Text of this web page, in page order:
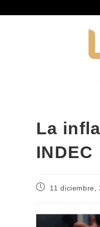
La
INDEC
11 diciembre,